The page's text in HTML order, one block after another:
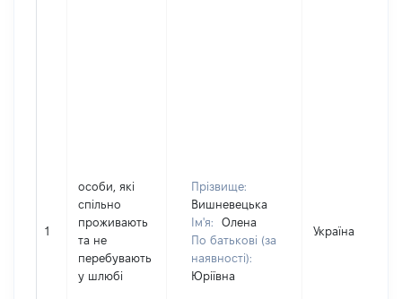
1
особи, які
спільно
проживають
та не
перебувають
у шлюбі
Прізвище:
Вишневецька
Ім'я:
Олена
По батькові (за
наявності):
Юріївна
Україна